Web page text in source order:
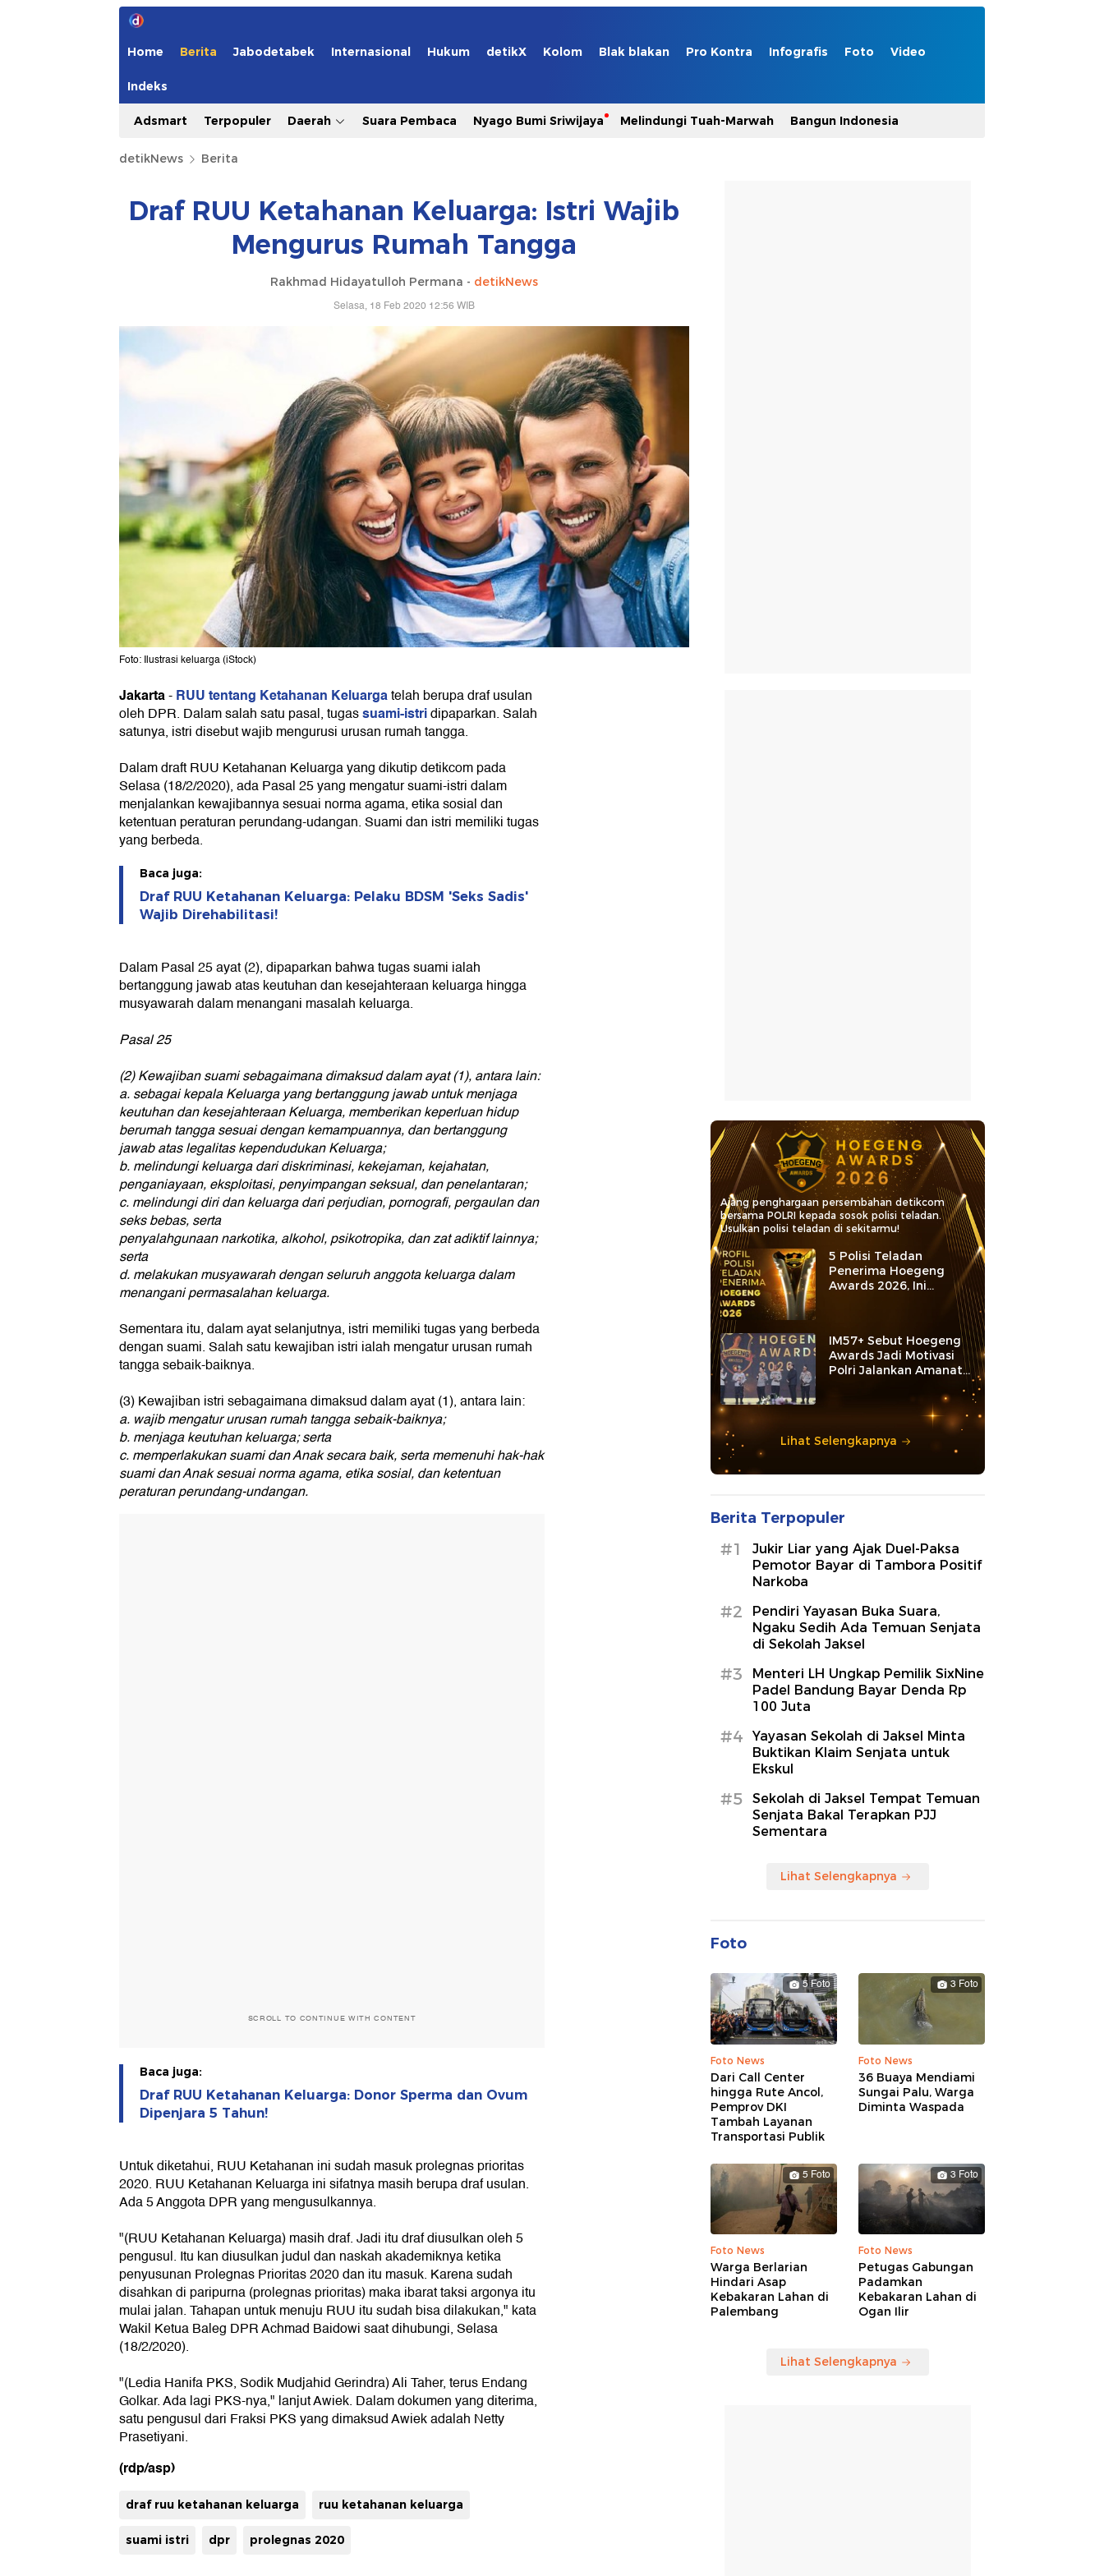
Home Berita Jabodetabek Internasional Hukum detikX Kolom Blak blakan Pro Kontra Infografis Foto Video
Indeks
Adsmart Terpopuler Daerah Suara Pembaca Nyago Bumi Sriwijaya Melindungi Tuah-Marwah Bangun Indonesia
detikNews Berita
Draf RUU Ketahanan Keluarga: Istri Wajib
Mengurus Rumah Tangga
Rakhmad Hidayatulloh Permana - detikNews
Selasa, 18 Feb 2020 12:56 WIB
Foto: Ilustrasi keluarga (iStock)
Jakarta-RUU tentang Ketahanan Keluargatelah berupa draf usulan
oleh DPR. Dalam salah satu pasal, tugassuami-istridipaparkan. Salah
satunya, istri disebut wajib mengurusi urusan rumah tangga.
Dalam draft RUU Ketahanan Keluarga yang dikutip detikcom pada
Selasa (18/2/2020), ada Pasal 25 yang mengatur suami-istri dalam
menjalankan kewajibannya sesuai norma agama, etika sosial dan
ketentuan peraturan perundang-udangan. Suami dan istri memiliki tugas
yang berbeda.
Baca juga:
Draf RUU Ketahanan Keluarga: Pelaku BDSM 'Seks Sadis'
Wajib Direhabilitasi!
Dalam Pasal 25 ayat (2), dipaparkan bahwa tugas suami ialah
bertanggung jawab atas keutuhan dan kesejahteraan keluarga hingga
musyawarah dalam menangani masalah keluarga.
Pasal 25
(2) Kewajiban suami sebagaimana dimaksud dalam ayat (1), antara lain:
a. sebagai kepala Keluarga yang bertanggung jawab untuk menjaga
keutuhan dan kesejahteraan Keluarga, memberikan keperluan hidup
berumah tangga sesuai dengan kemampuannya, dan bertanggung
jawab atas legalitas kependudukan Keluarga;
b. melindungi keluarga dari diskriminasi, kekejaman, kejahatan,
penganiayaan, eksploitasi, penyimpangan seksual, dan penelantaran;
c. melindungi diri dan keluarga dari perjudian, pornografi, pergaulan dan
seks bebas, serta
penyalahgunaan narkotika, alkohol, psikotropika, dan zat adiktif lainnya;
serta
d. melakukan musyawarah dengan seluruh anggota keluarga dalam
menangani permasalahan keluarga.
Sementara itu, dalam ayat selanjutnya, istri memiliki tugas yang berbeda
dengan suami. Salah satu kewajiban istri ialah mengatur urusan rumah
tangga sebaik-baiknya.
(3) Kewajiban istri sebagaimana dimaksud dalam ayat (1), antara lain:
a. wajib mengatur urusan rumah tangga sebaik-baiknya;
b. menjaga keutuhan keluarga; serta
c. memperlakukan suami dan Anak secara baik, serta memenuhi hak-hak
suami dan Anak sesuai norma agama, etika sosial, dan ketentuan
peraturan perundang-undangan.
SCROLL TO CONTINUE WITH CONTENT
Baca juga:
Draf RUU Ketahanan Keluarga: Donor Sperma dan Ovum
Dipenjara 5 Tahun!
Untuk diketahui, RUU Ketahanan ini sudah masuk prolegnas prioritas
2020. RUU Ketahanan Keluarga ini sifatnya masih berupa draf usulan.
Ada 5 Anggota DPR yang mengusulkannya.
"(RUU Ketahanan Keluarga) masih draf. Jadi itu draf diusulkan oleh 5
pengusul. Itu kan diusulkan judul dan naskah akademiknya ketika
penyusunan Prolegnas Prioritas 2020 dan itu masuk. Karena sudah
disahkan di paripurna (prolegnas prioritas) maka ibarat taksi argonya itu
mulai jalan. Tahapan untuk menuju RUU itu sudah bisa dilakukan," kata
Wakil Ketua Baleg DPR Achmad Baidowi saat dihubungi, Selasa
(18/2/2020).
"(Ledia Hanifa PKS, Sodik Mudjahid Gerindra) Ali Taher, terus Endang
Golkar. Ada lagi PKS-nya," lanjut Awiek. Dalam dokumen yang diterima,
satu pengusul dari Fraksi PKS yang dimaksud Awiek adalah Netty
Prasetiyani.
(rdp/asp)
draf ruu ketahanan keluarga ruu ketahanan keluarga
suami istri dpr prolegnas 2020
Ajang penghargaan persembahan detikcom
bersama POLRI kepada sosok polisi teladan.
Usulkan polisi teladan di sekitarmu!
5 Polisi Teladan
Penerima Hoegeng
Awards 2026, Ini
Kategori dan Kiprahnya
IM57+ Sebut Hoegeng
Awards Jadi Motivasi
Polri Jalankan Amanat
Lihat Selengkapnya
Berita Terpopuler
#1
Jukir Liar yang Ajak Duel-Paksa
Pemotor Bayar di Tambora Positif
Narkoba
#2
Pendiri Yayasan Buka Suara,
Ngaku Sedih Ada Temuan Senjata
di Sekolah Jaksel
#3
Menteri LH Ungkap Pemilik SixNine
Padel Bandung Bayar Denda Rp
100 Juta
#4
Yayasan Sekolah di Jaksel Minta
Buktikan Klaim Senjata untuk
Ekskul
#5
Sekolah di Jaksel Tempat Temuan
Senjata Bakal Terapkan PJJ
Sementara
Lihat Selengkapnya
Foto
5 Foto
Foto News
Dari Call Center
hingga Rute Ancol,
Pemprov DKI
Tambah Layanan
Transportasi Publik
3 Foto
Foto News
36 Buaya Mendiami
Sungai Palu, Warga
Diminta Waspada
5 Foto
Foto News
Warga Berlarian
Hindari Asap
Kebakaran Lahan di
Palembang
3 Foto
Foto News
Petugas Gabungan
Padamkan
Kebakaran Lahan di
Ogan Ilir
Lihat Selengkapnya